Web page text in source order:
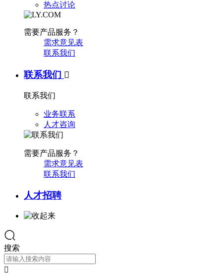
热点讨论
需要产品服务？
需求意见表
联系我们
联系我们 
联系我们
业务联系
人才咨询
需要产品服务？
需求意见表
联系我们
人才招聘
搜索
